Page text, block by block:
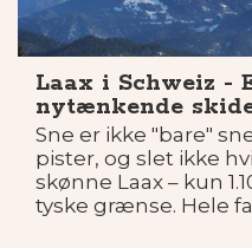
Laax i Schweiz -
nytænkende
Sne er ikke "bare"
pister, og slet ikke
skønne Laax – kun
tyske grænse. Hele